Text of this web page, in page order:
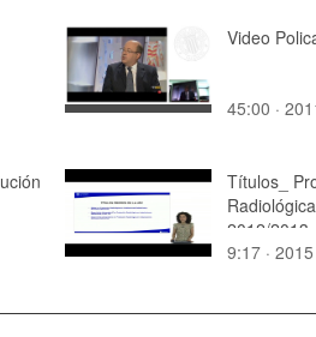
Video
45:00 ·
Títulos_
Radiológica
2012/2013
9:17 · 2015